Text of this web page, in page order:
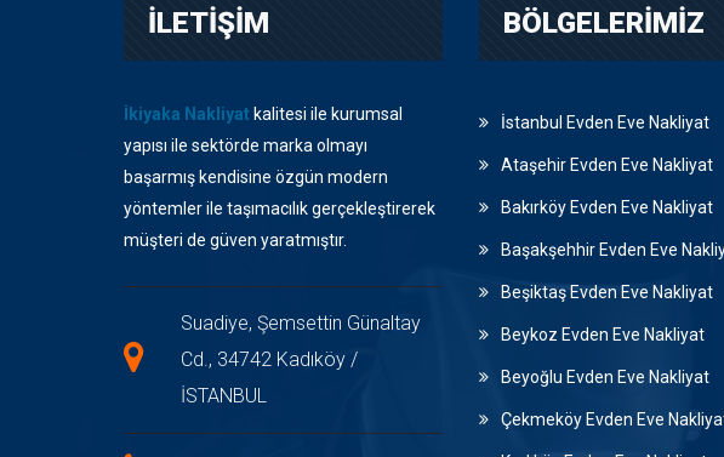
İLETİŞİM
İkiyaka Nakliyat kalitesi ile kurumsal
yapısı ile sektörde marka olmayı
başarmış kendisine özgün modern
yöntemler ile taşımacılık gerçekleştirerek
müşteri de güven yaratmıştır.
Suadiye, Şemsettin Günaltay
Cd., 34742 Kadıköy /
İSTANBUL
BÖLGELERIMIZ
İstanbul Evden Eve Nakliyat
Ataşehir Evden Eve Nakliyat
Bakırköy Evden Eve Nakliyat
Başakşehhir Evden Eve
Beşiktaş Evden Eve Nakliyat
Beykoz Evden Eve Nakliyat
Beyoğlu Evden Eve Nakliyat
Çekmeköy Evden Eve